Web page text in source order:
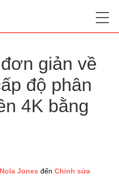
giản về
độ phân
4K bằng
Nola Jones đến Chỉnh sửa